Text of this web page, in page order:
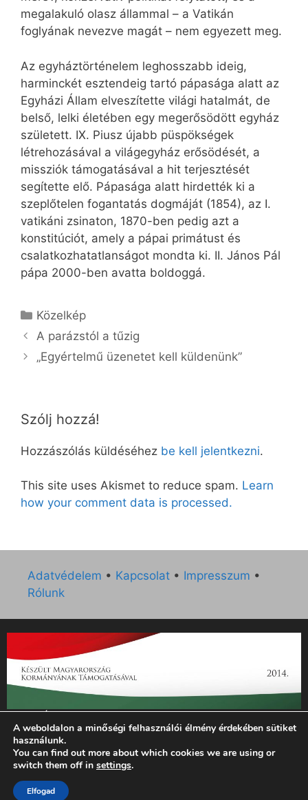
megalakuló olasz állammal – a Vatikán
foglyának nevezve magát – nem egyezett meg.
Az egyháztörténelem leghosszabb ideig,
harminckét esztendeig tartó pápasága alatt az
Egyházi Állam elveszítette világi hatalmát, de
belső, lelki életében egy megerősödött egyház
született. IX. Piusz újabb püspökségek
létrehozásával a világegyház erősödését, a
missziók támogatásával a hit terjesztését
segítette elő. Pápasága alatt hirdették ki a
szeplőtelen fogantatás dogmáját (1854), az I.
vatikáni zsinaton, 1870-ben pedig azt a
konstitúciót, amely a pápai primátust és
csalatkozhatatlanságot mondta ki. II. János Pál
pápa 2000-ben avatta boldoggá.
Kategória
Közelkép
A parázstól a tűzig
„Egyértelmű üzenetet kell küldenünk”
Szólj hozzá!
Hozzászólás küldéséhez be kell jelentkezni.
This site uses Akismet to reduce spam. Learn
how your comment data is processed.
Adatvédelem • Kapcsolat • Impresszum •
Rólunk
„Az Új Ember katolikus hetilap 2014. évi működésének
támogatását az EGYH-KCP-14-P-0121 sz. támogatási
szerződés keretében 3 000 000 Ft összegben támogatta az
Emberi Erőforrások Minisztériuma.”
© 2026 Magyar Kurír - Új Ember
A weboldalon a minőségi felhasználói élmény érdekében sütiket
használunk.
You can find out more about which cookies we are using or
switch them off in settings.
Elfogad